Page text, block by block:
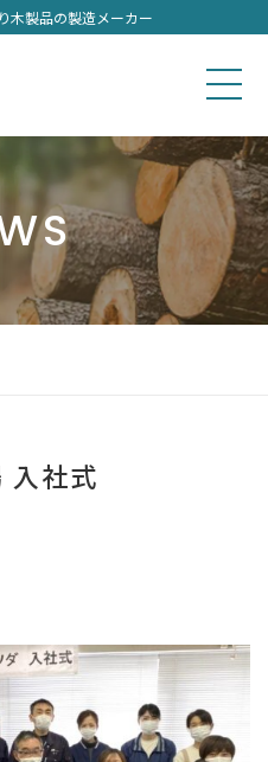
木製品の製造メーカー
入社式